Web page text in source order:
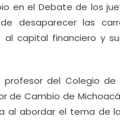
en el Debate de los
desaparecer las
al capital financiero y
profesor del Colegio
de Cambio de
al abordar el tema de